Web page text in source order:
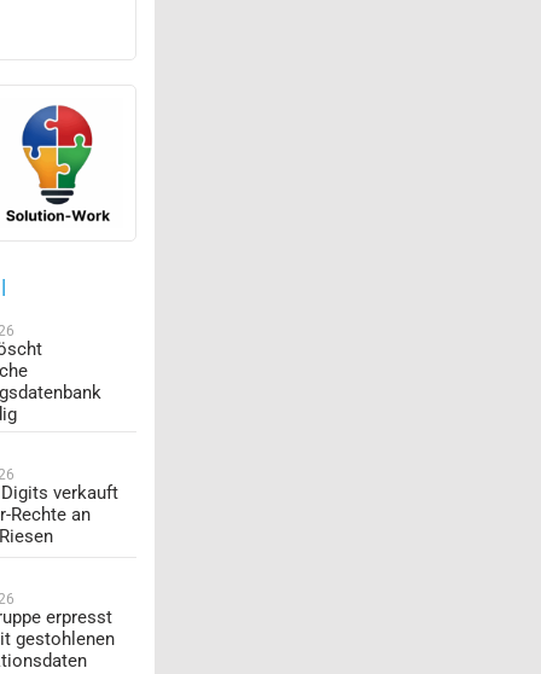
verkauft
Rechte an
erpresst
gestohlenen